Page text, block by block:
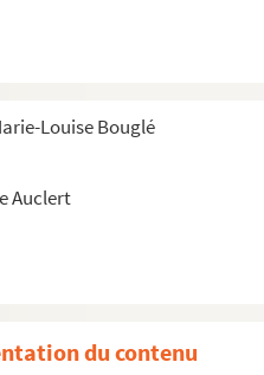
Louise Bouglé
Auclert
(1878)
Algérie (1900)
1)
du contenu